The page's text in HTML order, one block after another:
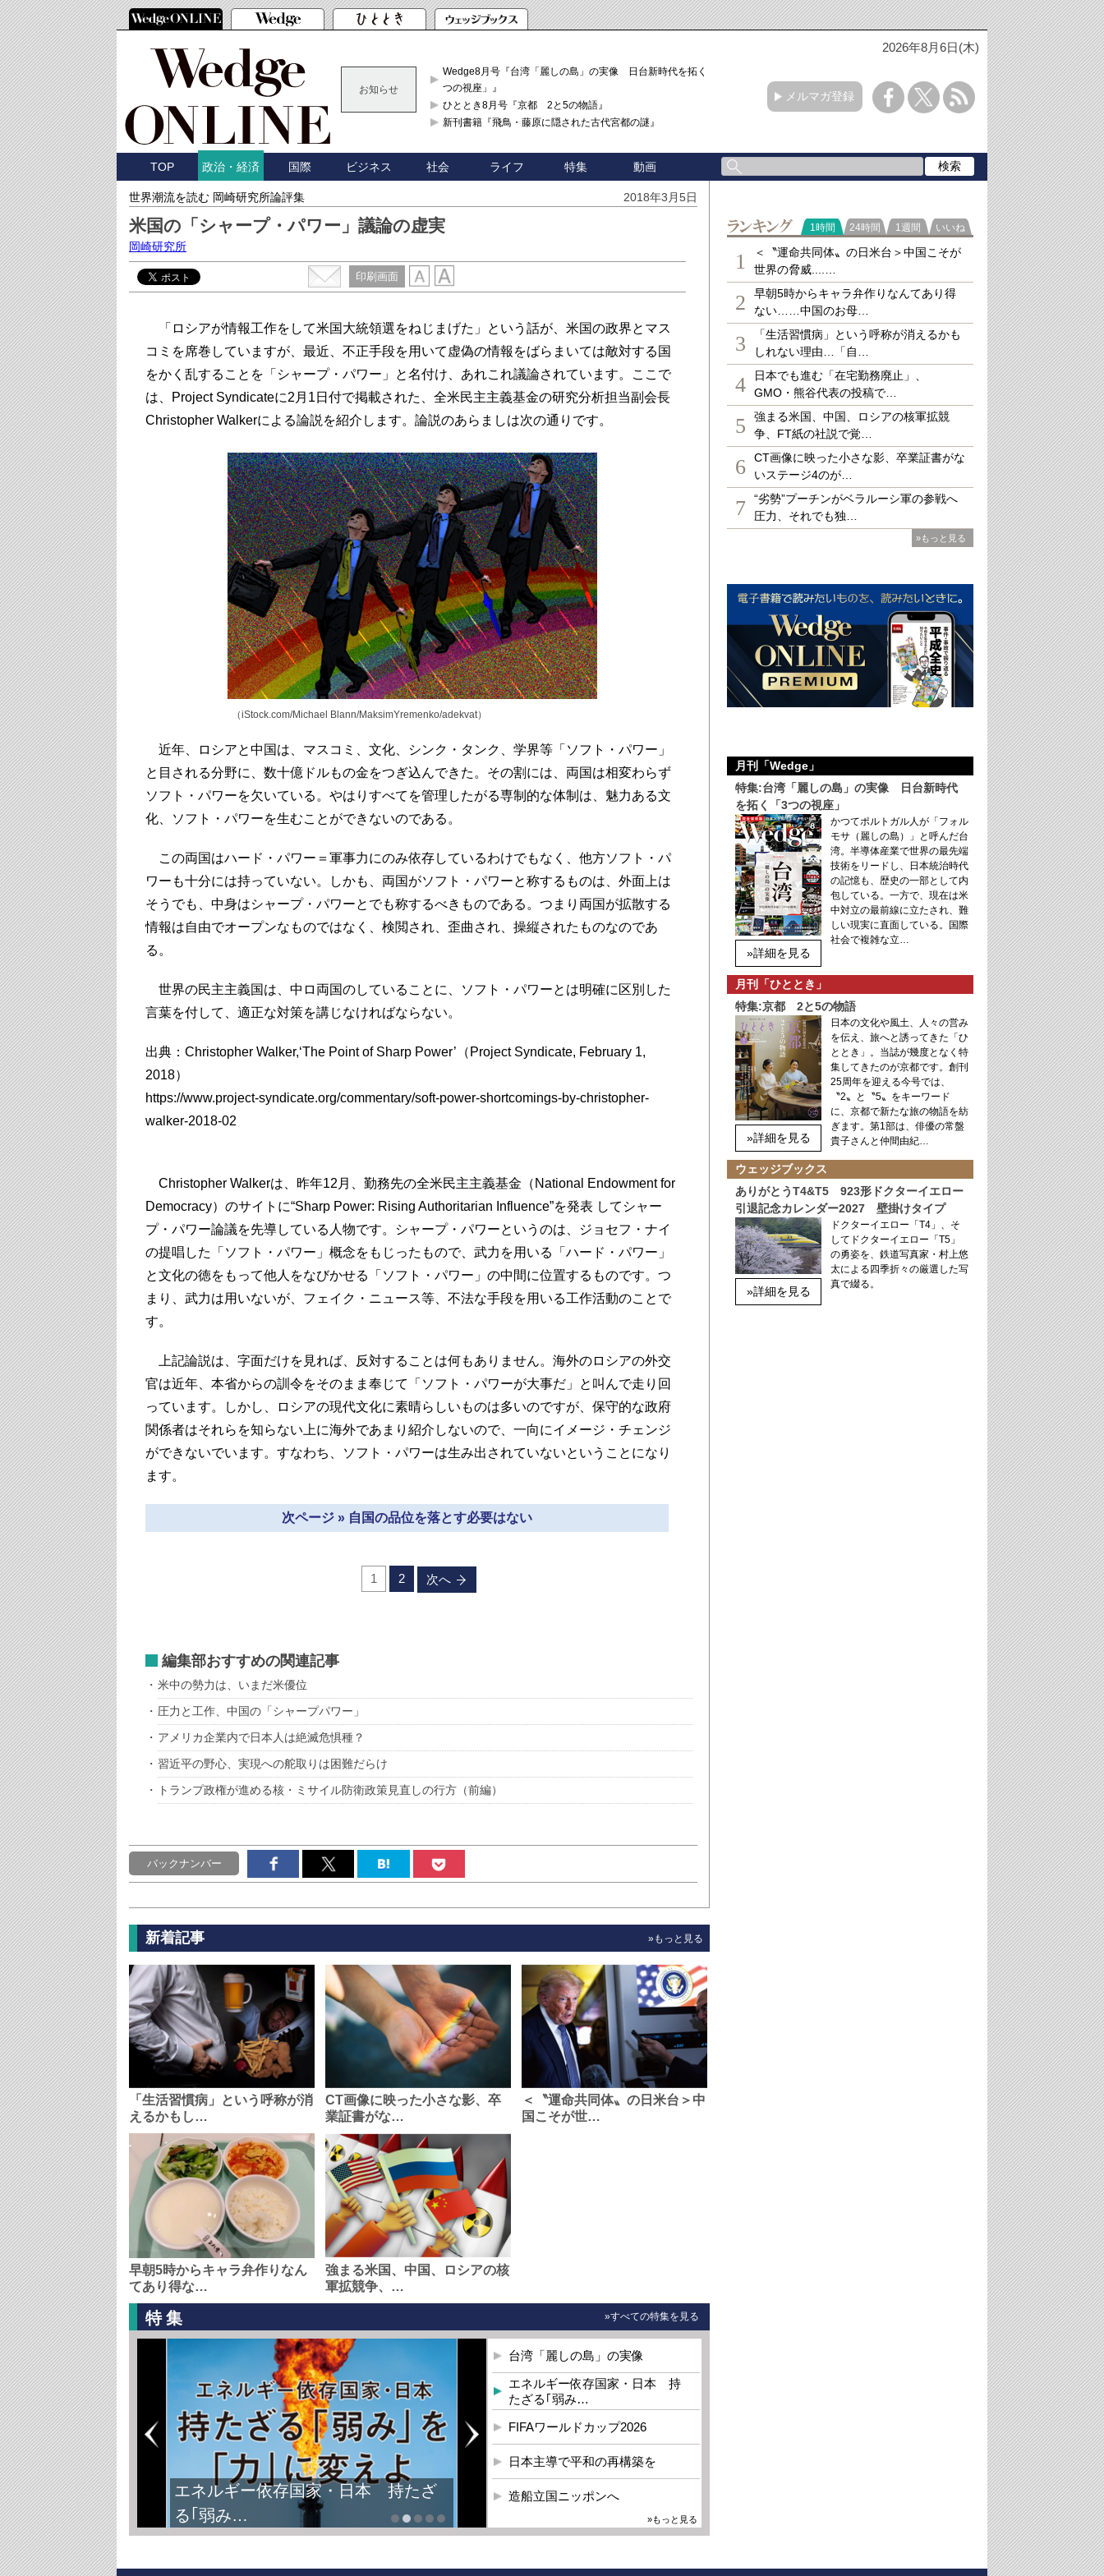
2026年8月6日(木)
お知らせ
Wedge8月号『台湾「麗しの島」の実像 日台新時代を拓く「3
つの視座」』
ひととき8月号『京都 2と5の物語』
新刊書籍『飛鳥・藤原に隠された古代宮都の謎』
メルマガ登録
TOP 政治・経済 国際 ビジネス 社会 ライフ 特集 動画
世界潮流を読む 岡崎研究所論評集 2018年3月5日
米国の「シャープ・パワー」議論の虚実
岡崎研究所
印刷画面
「ロシアが情報工作をして米国大統領選をねじまげた」という話が、米国の政界とマス
コミを席巻していますが、最近、不正手段を用いて虚偽の情報をばらまいては敵対する国
をかく乱することを「シャープ・パワー」と名付け、あれこれ議論されています。ここで
は、Project Syndicateに2月1日付で掲載された、全米民主主義基金の研究分析担当副会長
Christopher Walkerによる論説を紹介します。論説のあらましは次の通りです。
（iStock.com/Michael Blann/MaksimYremenko/adekvat）
近年、ロシアと中国は、マスコミ、文化、シンク・タンク、学界等「ソフト・パワー」
と目される分野に、数十億ドルもの金をつぎ込んできた。その割には、両国は相変わらず
ソフト・パワーを欠いている。やはりすべてを管理したがる専制的な体制は、魅力ある文
化、ソフト・パワーを生むことができないのである。
この両国はハード・パワー＝軍事力にのみ依存しているわけでもなく、他方ソフト・パ
ワーも十分には持っていない。しかも、両国がソフト・パワーと称するものは、外面上は
そうでも、中身はシャープ・パワーとでも称するべきものである。つまり両国が拡散する
情報は自由でオープンなものではなく、検閲され、歪曲され、操縦されたものなのであ
る。
世界の民主主義国は、中ロ両国のしていることに、ソフト・パワーとは明確に区別した
言葉を付して、適正な対策を講じなければならない。
出典：Christopher Walker,‘The Point of Sharp Power’（Project Syndicate, February 1,
2018）
https://www.project-syndicate.org/commentary/soft-power-shortcomings-by-christopher-
walker-2018-02
Christopher Walkerは、昨年12月、勤務先の全米民主主義基金（National Endowment for
Democracy）のサイトに“Sharp Power: Rising Authoritarian Influence”を発表 してシャー
プ・パワー論議を先導している人物です。シャープ・パワーというのは、ジョセフ・ナイ
の提唱した「ソフト・パワー」概念をもじったもので、武力を用いる「ハード・パワー」
と文化の徳をもって他人をなびかせる「ソフト・パワー」の中間に位置するものです。つ
まり、武力は用いないが、フェイク・ニュース等、不法な手段を用いる工作活動のことで
す。
上記論説は、字面だけを見れば、反対することは何もありません。海外のロシアの外交
官は近年、本省からの訓令をそのまま奉じて「ソフト・パワーが大事だ」と叫んで走り回
っています。しかし、ロシアの現代文化に素晴らしいものは多いのですが、保守的な政府
関係者はそれらを知らない上に海外であまり紹介しないので、一向にイメージ・チェンジ
ができないでいます。すなわち、ソフト・パワーは生み出されていないということになり
ます。
次ページ » 自国の品位を落とす必要はない
1 2 次へ
編集部おすすめの関連記事
米中の勢力は、いまだ米優位
圧力と工作、中国の「シャープパワー」
アメリカ企業内で日本人は絶滅危惧種？
習近平の野心、実現への舵取りは困難だらけ
トランプ政権が進める核・ミサイル防衛政策見直しの行方（前編）
バックナンバー
新着記事 »もっと見る
「生活習慣病」という呼称が消
えるかもし…
CT画像に映った小さな影、卒
業証書がな…
＜〝運命共同体〟の日米台＞中
国こそが世…
早朝5時からキャラ弁作りなん
てあり得な…
強まる米国、中国、ロシアの核
軍拡競争、…
特集 »すべての特集を見る
FIFAワールドカップ2026
台湾「麗しの島」の実像
エネルギー依存国家・日本 持
たざる｢弱み…
FIFAワールドカップ2026
日本主導で平和の再構築を
造船立国ニッポンへ
»もっと見る
ランキング
1時間 24時間 1週間 いいね
1
＜〝運命共同体〟の日米台＞中国こそが
世界の脅威....…
2
早朝5時からキャラ弁作りなんてあり得
ない……中国のお母…
3
「生活習慣病」という呼称が消えるかも
しれない理由…「自…
4
日本でも進む「在宅勤務廃止」、
GMO・熊谷代表の投稿で…
5
強まる米国、中国、ロシアの核軍拡競
争、FT紙の社説で覚…
6
CT画像に映った小さな影、卒業証書がな
いステージ4のが…
7
“劣勢”プーチンがベラルーシ軍の参戦へ
圧力、それでも独…
»もっと見る
月刊「Wedge」
特集:台湾「麗しの島」の実像 日台新時代
を拓く「3つの視座」
»詳細を見る
かつてポルトガル人が「フォル
モサ（麗しの島）」と呼んだ台
湾。半導体産業で世界の最先端
技術をリードし、日本統治時代
の記憶も、歴史の一部として内
包している。一方で、現在は米
中対立の最前線に立たされ、難
しい現実に直面している。国際
社会で複雑な立…
月刊「ひととき」
特集:京都 2と5の物語
»詳細を見る
日本の文化や風土、人々の営み
を伝え、旅へと誘ってきた「ひ
ととき」。当誌が幾度となく特
集してきたのが京都です。創刊
25周年を迎える今号では、
〝2〟と〝5〟をキーワード
に、京都で新たな旅の物語を紡
ぎます。第1部は、俳優の常盤
貴子さんと仲間由紀…
ウェッジブックス
ありがとうT4&T5 923形ドクターイエロー
引退記念カレンダー2027 壁掛けタイプ
»詳細を見る
ドクターイエロー「T4」、そ
してドクターイエロー「T5」
の勇姿を、鉄道写真家・村上悠
太による四季折々の厳選した写
真で綴る。